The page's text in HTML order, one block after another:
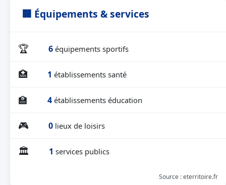
🏢 Équipements & services
🏆 6 équipements sportifs
🏥 1 établissements santé
🏫 4 établissements éducation
🎮 0 lieux de loisirs
🏛 1 services publics
Source : eterritoire.fr